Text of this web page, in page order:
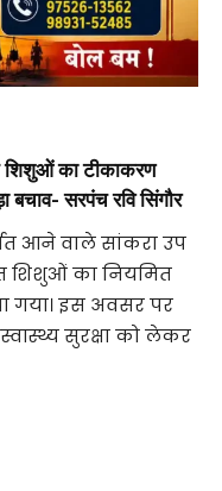
शिशुओं का टीकाकरण
बचाव- सरपंच रवि सिंगौर
आने वाले सांकरा उप
शिशुओं का नियमित
गया। इस अवसर पर
सुरक्षा को लेकर